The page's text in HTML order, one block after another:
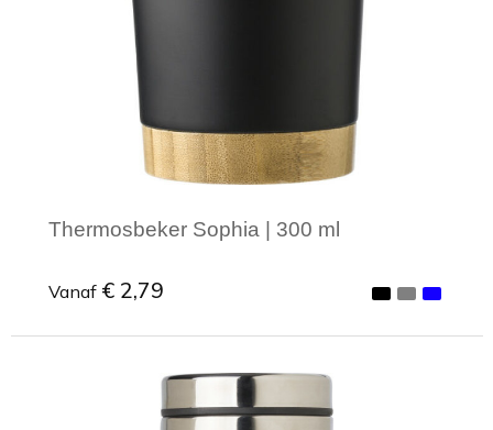
Thermosbeker Sophia | 300 ml
Vanaf € 2,79
Minimale afname: 1